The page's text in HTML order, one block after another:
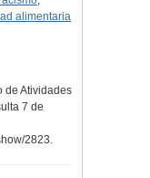
alimentaria
de Atividades
7 de
2823.